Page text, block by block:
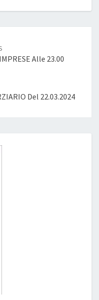
Alle 23.00
Del 22.03.2024